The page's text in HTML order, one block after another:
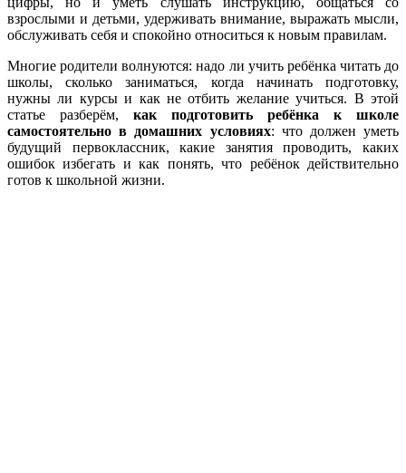
взрослыми и детьми, удерживать внимание, выражать мысли,
обслуживать себя и спокойно относиться к новым правилам.
Многие родители волнуются: надо ли учить ребёнка читать до
школы, сколько заниматься, когда начинать подготовку,
нужны ли курсы и как не отбить желание учиться. В этой
статье разберём, как подготовить ребёнка к школе
самостоятельно в домашних условиях: что должен уметь
будущий первоклассник, какие занятия проводить, каких
ошибок избегать и как понять, что ребёнок действительно
готов к школьной жизни.